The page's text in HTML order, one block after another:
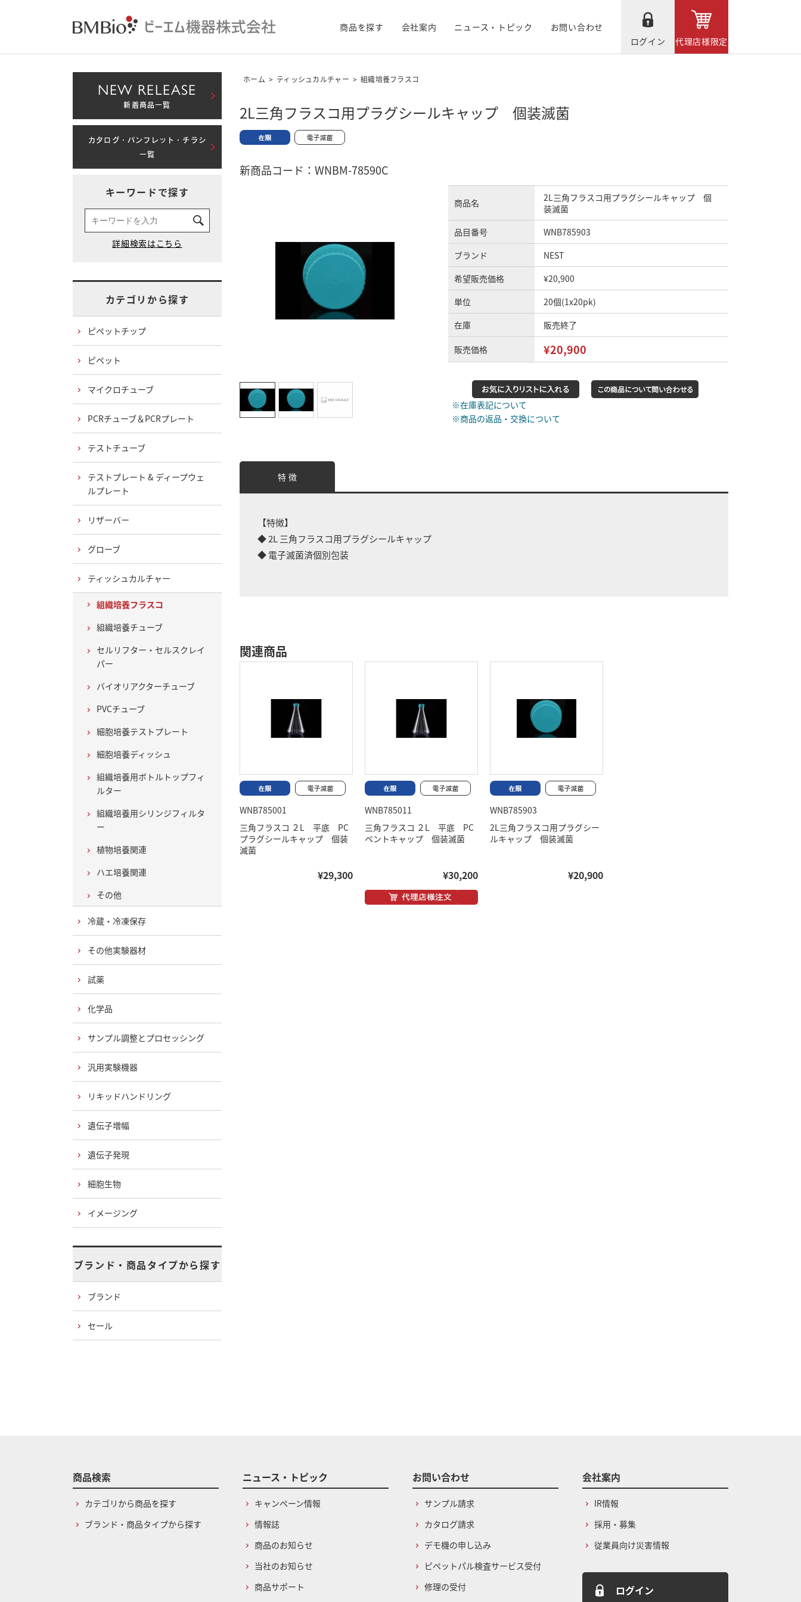
商品を探す 会社案内 ニュース・トピック
お問い合わせ
ログイン
代理店様限定
ホーム > ティッシュカルチャー > 組織培養フラスコ
2L三角フラスコ用プラグシールキャップ 個装滅菌
新商品コード：WNBM-78590C
商品名
2L三角フラスコ用プラグシールキャップ 個
装滅菌
品目番号
WNB785903
ブランド
NEST
希望販売価格
¥20,900
単位
20個(1x20pk)
在庫
販売終了
販売価格 ¥20,900
※在庫表記について
※商品の返品・交換について
特 徴
【特徴】
◆ 2L 三角フラスコ用プラグシールキャップ
◆ 電子滅菌済個別包装
関連商品
WNB785001
三角フラスコ ２L 平底 PC
プラグシールキャップ 個装
滅菌
¥29,300
WNB785011
三角フラスコ ２L 平底 PC
ベントキャップ 個装滅菌
¥30,200
WNB785903
2L三角フラスコ用プラグシー
ルキャップ 個装滅菌
¥20,900
NEW RELEASE
新着商品一覧
カタログ・パンフレット・チラシ
一覧
キーワードで探す
カテゴリから探す
ピペットチップ
ピペット
マイクロチューブ
PCRチューブ＆PCRプレート
テストチューブ
テストプレート & ディープウェ
ルプレート
リザーバー
グローブ
ティッシュカルチャー
組織培養フラスコ
組織培養チューブ
セルリフター・セルスクレイ
パー
バイオリアクターチューブ
PVCチューブ
細胞培養テストプレート
細胞培養ディッシュ
組織培養用ボトルトップフィ
ルター
組織培養用シリンジフィルタ
ー
植物培養関連
ハエ培養関連
その他
冷蔵・冷凍保存
その他実験器材
試薬
化学品
サンプル調整とプロセッシング
汎用実験機器
リキッドハンドリング
遺伝子増幅
遺伝子発現
細胞生物
イメージング
ブランド・商品タイプから探す
ブランド
セール
商品検索
カテゴリから商品を探す
ブランド・商品タイプから探す
ニュース・トピック
キャンペーン情報
情報誌
商品のお知らせ
当社のお知らせ
商品サポート
お問い合わせ
サンプル請求
カタログ請求
デモ機の申し込み
ピペットパル検査サービス受付
修理の受付
会社案内
IR情報
採用・募集
従業員向け災害情報
ログイン